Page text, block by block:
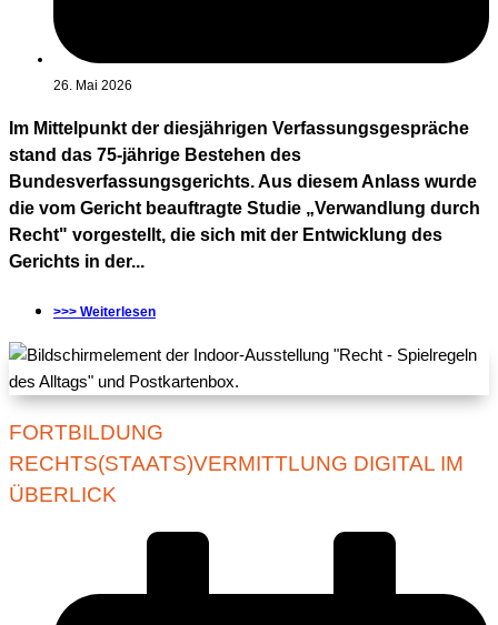
26. Mai 2026
Im Mittelpunkt der diesjährigen Verfassungsgespräche
stand das 75-jährige Bestehen des
Bundesverfassungsgerichts. Aus diesem Anlass wurde
die vom Gericht beauftragte Studie „Verwandlung durch
Recht" vorgestellt, die sich mit der Entwicklung des
Gerichts in der...
>>> Weiterlesen
FORTBILDUNG
RECHTS(STAATS)VERMITTLUNG DIGITAL IM
ÜBERLICK